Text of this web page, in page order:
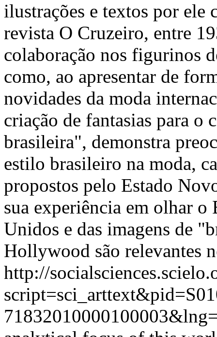
ilustrações e textos por ele
revista O Cruzeiro, entre
colaboração nos figurinos
como, ao apresentar de
novidades da moda
criação de fantasias para o
brasileira", demonstra
estilo brasileiro na moda,
propostos pelo Estado
sua experiência em olhar
Unidos e das imagens de
Hollywood são relevantes
http://